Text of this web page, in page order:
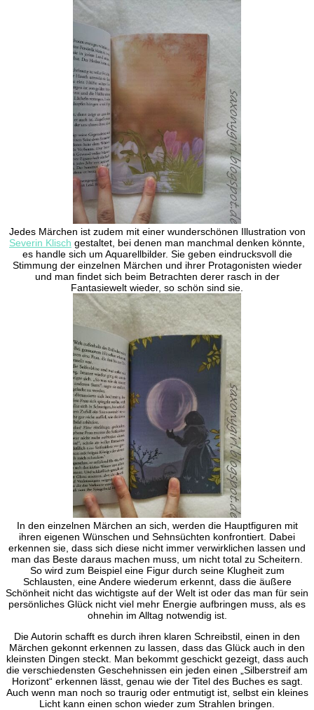
Jedes Märchen ist zudem mit einer wunderschönen Illustration von
Severin Klisch gestaltet, bei denen man manchmal denken könnte,
es handle sich um Aquarellbilder. Sie geben eindrucksvoll die
Stimmung der einzelnen Märchen und ihrer Protagonisten wieder
und man findet sich beim Betrachten derer rasch in der
Fantasiewelt wieder, so schön sind sie.
In den einzelnen Märchen an sich, werden die Hauptfiguren mit
ihren eigenen Wünschen und Sehnsüchten konfrontiert. Dabei
erkennen sie, dass sich diese nicht immer verwirklichen lassen und
man das Beste daraus machen muss, um nicht total zu Scheitern.
So wird zum Beispiel eine Figur durch seine Klugheit zum
Schlausten, eine Andere wiederum erkennt, dass die äußere
Schönheit nicht das wichtigste auf der Welt ist oder das man für sein
persönliches Glück nicht viel mehr Energie aufbringen muss, als es
ohnehin im Alltag notwendig ist.
Die Autorin schafft es durch ihren klaren Schreibstil, einen in den
Märchen gekonnt erkennen zu lassen, dass das Glück auch in den
kleinsten Dingen steckt. Man bekommt geschickt gezeigt, dass auch
die verschiedensten Geschehnissen ein jeden einen „Silberstreif am
Horizont“ erkennen lässt, genau wie der Titel des Buches es sagt.
Auch wenn man noch so traurig oder entmutigt ist, selbst ein kleines
Licht kann einen schon wieder zum Strahlen bringen.